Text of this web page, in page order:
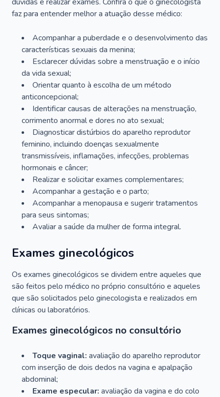
faz para entender melhor a atuação desse médico:
Acompanhar a puberdade e o desenvolvimento das
características sexuais da menina;
Esclarecer dúvidas sobre a menstruação e o início
da vida sexual;
Orientar quanto à escolha de um método
anticoncepcional;
Identificar causas de alterações na menstruação,
corrimento anormal e dores no ato sexual;
Diagnosticar distúrbios do aparelho reprodutor
feminino, incluindo doenças sexualmente
transmissíveis, inflamações, infecções, problemas
hormonais e câncer;
Realizar e solicitar exames complementares;
Acompanhar a gestação e o parto;
Acompanhar a menopausa e sugerir tratamentos
para seus sintomas;
Avaliar a saúde da mulher de forma integral.
Exames ginecológicos
Os exames ginecológicos se dividem entre aqueles que
são feitos pelo médico no próprio consultório e aqueles
que são solicitados pelo ginecologista e realizados em
clínicas ou laboratórios.
Exames ginecológicos no consultório
Toque vaginal: avaliação do aparelho reprodutor
com inserção de dois dedos na vagina e apalpação
abdominal;
Exame especular: avaliação da vagina e do colo